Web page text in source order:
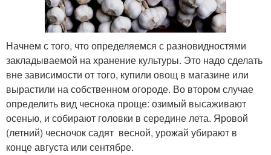
Начнем с того, что определяемся с разновидностями
закладываемой на хранение культуры. Это надо сделать
вне зависимости от того, купили овощ в магазине или
вырастили на собственном огороде. Во втором случае
определить вид чеснока проще: озимый высаживают
осенью, и собирают головки в середине лета. Яровой
(летний) чесночок садят весной, урожай убирают в
конце августа или сентябре.